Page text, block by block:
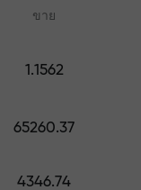
ขาย
1.1562
65260.37
4346.74